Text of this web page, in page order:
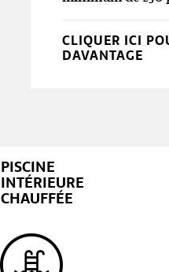
CLIQUER ICI
DAVANTAGE
PISCINE
INTÉRIEURE
CHAUFFÉE